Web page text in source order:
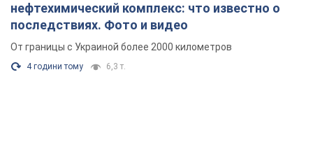
нефтехимический комплекс: что известно о
последствиях. Фото и видео
От границы с Украиной более 2000 километров
4 години тому 6,3 т.